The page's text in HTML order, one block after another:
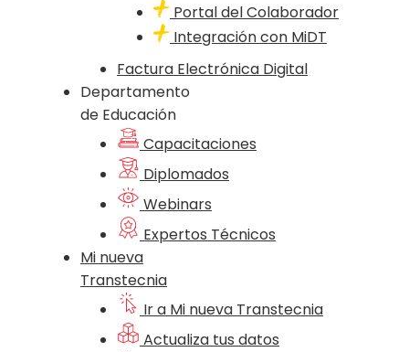
Portal del Colaborador
Integración con MiDT
Factura Electrónica Digital
Departamento
de Educación
Capacitaciones
Diplomados
Webinars
Expertos Técnicos
Mi nueva
Transtecnia
Ir a Mi nueva Transtecnia
Actualiza tus datos